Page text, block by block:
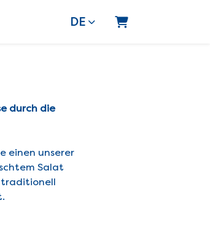
DE
Warenkorb
durch die
einen unserer
Salat
traditionell